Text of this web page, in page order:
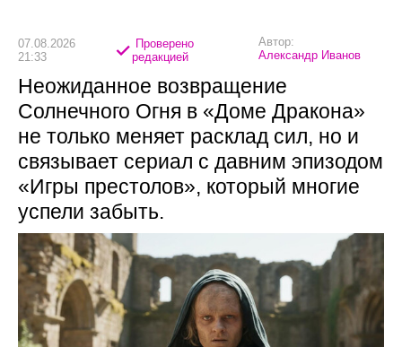
07.08.2026
21:33
Проверено
редакцией
Автор:
Александр Иванов
Неожиданное возвращение
Солнечного Огня в «Доме Дракона»
не только меняет расклад сил, но и
связывает сериал с давним эпизодом
«Игры престолов», который многие
успели забыть.